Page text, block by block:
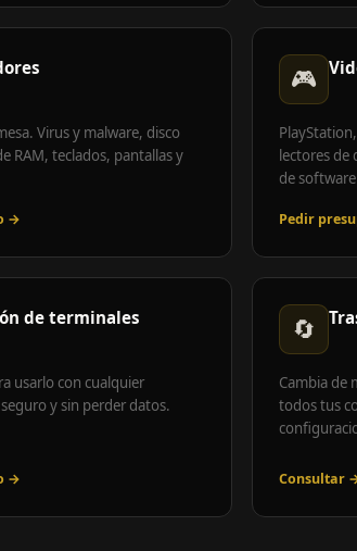
Virus y malware, disco
RAM, teclados, pantallas y
→
🎮
lectores de
de
Pedir
de terminales
usarlo con cualquier
y sin perder datos.
→
🔄
Cambia de
todos tus
Consultar